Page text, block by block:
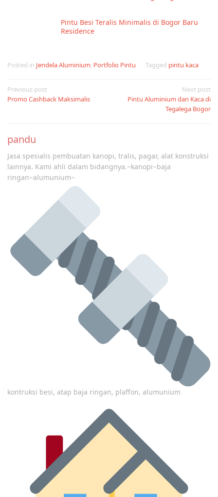
Pintu Besi Teralis Minimalis di Bogor Baru
Residence
Posted in Jendela Aluminium, Portfolio Pintu Tagged pintu kaca
Post
navigation
Previous post
Promo Cashback Maksimalis
Next post
Pintu Aluminium dan Kaca di
Tegalega Bogor
pandu
Jasa spesialis pembuatan kanopi, tralis, pagar, alat konstruksi
lainnya. Kami ahli dalam bidangnya.~kanopi~baja
ringan~alumunium~
kontruksi besi, atap baja ringan, plaffon, alumunium